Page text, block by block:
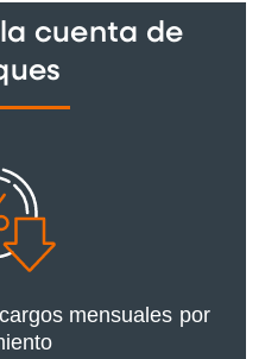
cuenta de
mensuales por